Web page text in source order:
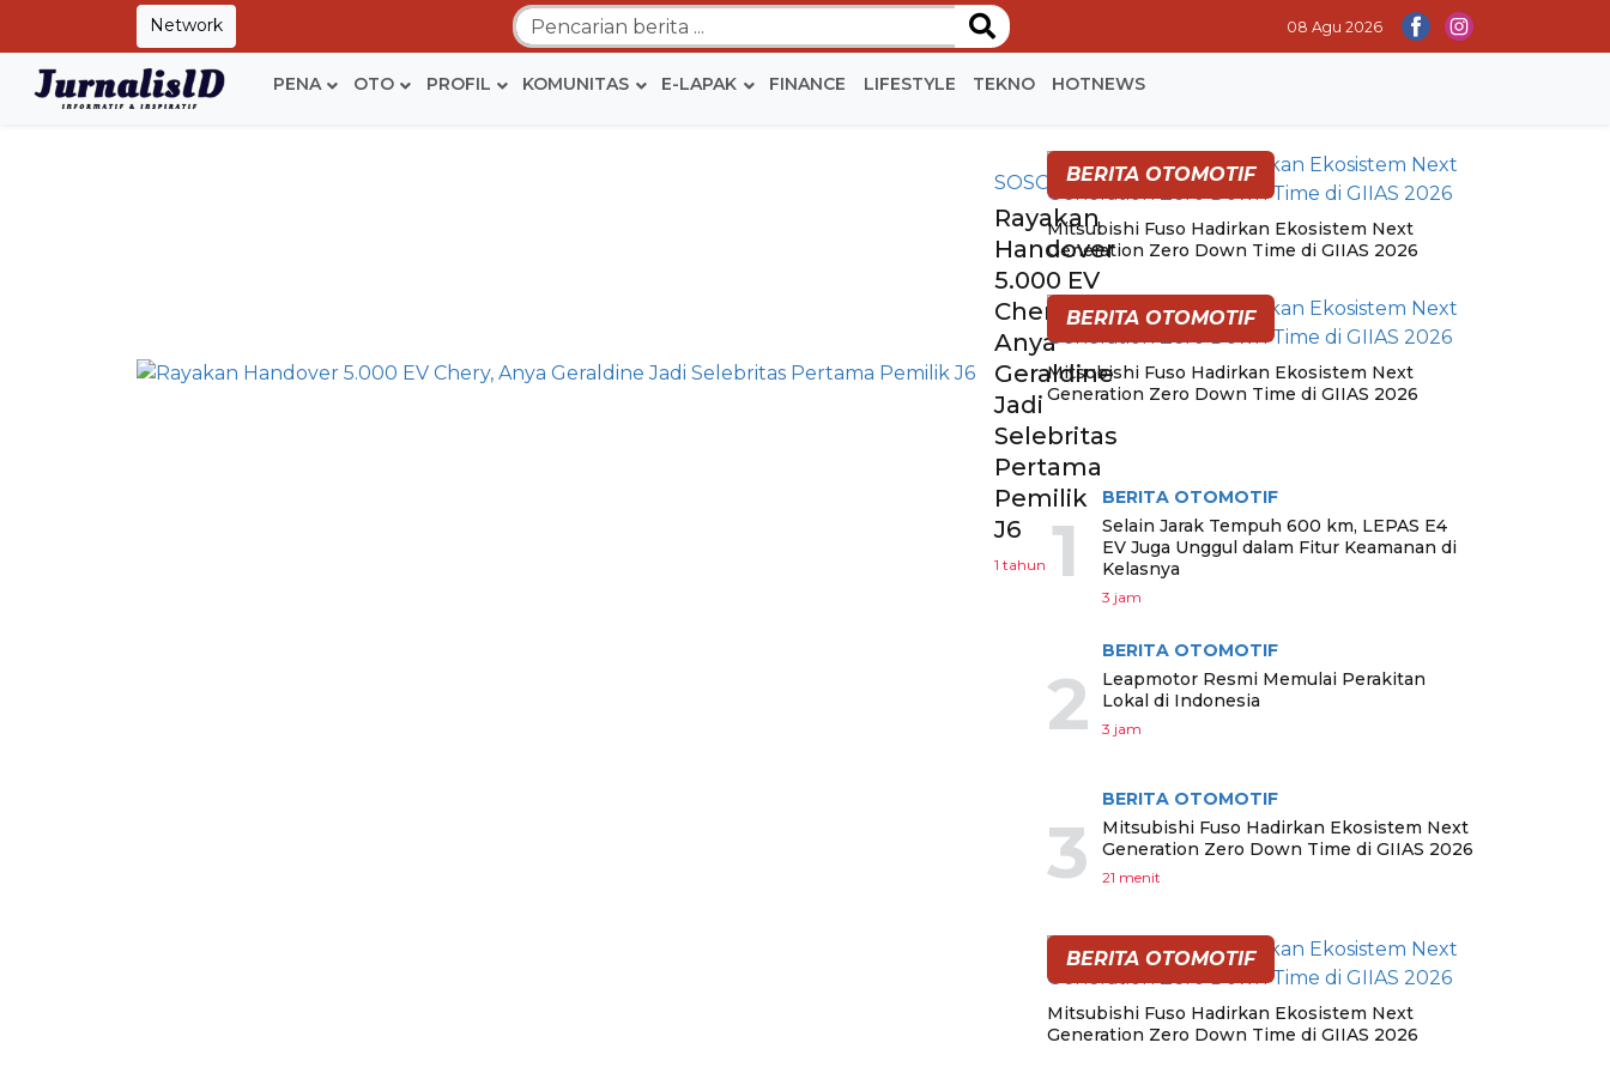
Network 08 Agu 2026
PENA OTO PROFIL KOMUNITAS E-LAPAK FINANCE LIFESTYLE TEKNO HOTNEWS
SOSOK
Rayakan
Handover
5.000 EV
Chery,
Anya
Geraldine
Jadi
Selebritas
Pertama
Pemilik
J6
1 tahun
BERITA OTOMOTIF
Mitsubishi Fuso Hadirkan Ekosistem Next
Generation Zero Down Time di GIIAS 2026
BERITA OTOMOTIF
Mitsubishi Fuso Hadirkan Ekosistem Next
Generation Zero Down Time di GIIAS 2026
BERITA TERPOPULER
1
BERITA OTOMOTIF
Selain Jarak Tempuh 600 km, LEPAS E4
EV Juga Unggul dalam Fitur Keamanan di
Kelasnya
3 jam
2
BERITA OTOMOTIF
Leapmotor Resmi Memulai Perakitan
Lokal di Indonesia
3 jam
3
BERITA OTOMOTIF
Mitsubishi Fuso Hadirkan Ekosistem Next
Generation Zero Down Time di GIIAS 2026
21 menit
BERITA OTOMOTIF
Mitsubishi Fuso Hadirkan Ekosistem Next
Generation Zero Down Time di GIIAS 2026